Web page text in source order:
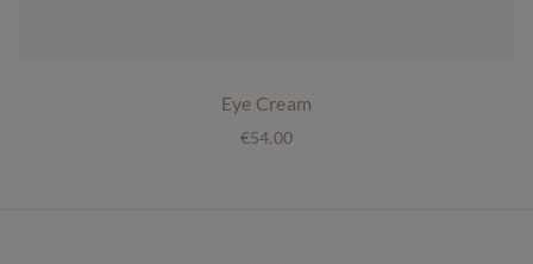
Eye Cream
€54.00